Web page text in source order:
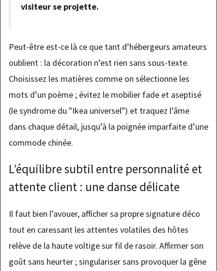
visiteur se projette.
Peut-être est-ce là ce que tant d’hébergeurs amateurs
oublient : la décoration n’est rien sans sous-texte.
Choisissez les matières comme on sélectionne les
mots d’un poème ; évitez le mobilier fade et aseptisé
(le syndrome du "Ikea universel") et traquez l’âme
dans chaque détail, jusqu’à la poignée imparfaite d’une
commode chinée.
L’équilibre subtil entre personnalité et
attente client : une danse délicate
Il faut bien l’avouer, afficher sa propre signature déco
tout en caressant les attentes volatiles des hôtes
relève de la haute voltige sur fil de rasoir. Affirmer son
goût sans heurter ; singulariser sans provoquer la gêne